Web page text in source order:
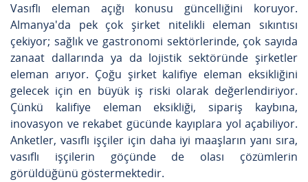
Vasıflı eleman açığı konusu güncelliğini koruyor.
Almanya'da pek çok şirket nitelikli eleman sıkıntısı
çekiyor; sağlık ve gastronomi sektörlerinde, çok sayıda
zanaat dallarında ya da lojistik sektöründe şirketler
eleman arıyor. Çoğu şirket kalifiye eleman eksikliğini
gelecek için en büyük iş riski olarak değerlendiriyor.
Çünkü kalifiye eleman eksikliği, sipariş kaybına,
inovasyon ve rekabet gücünde kayıplara yol açabiliyor.
Anketler, vasıflı işçiler için daha iyi maaşların yanı sıra,
vasıflı işçilerin göçünde de olası çözümlerin
görüldüğünü göstermektedir.